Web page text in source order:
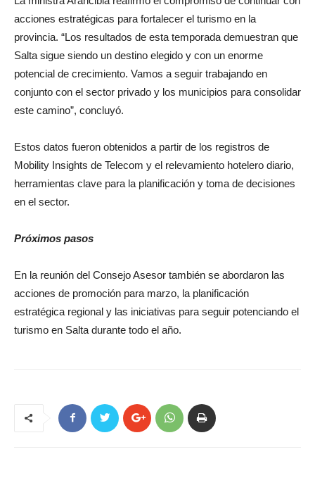
acciones estratégicas para fortalecer el turismo en la
provincia. “Los resultados de esta temporada demuestran que
Salta sigue siendo un destino elegido y con un enorme
potencial de crecimiento. Vamos a seguir trabajando en
conjunto con el sector privado y los municipios para consolidar
este camino”, concluyó.
Estos datos fueron obtenidos a partir de los registros de
Mobility Insights de Telecom y el relevamiento hotelero diario,
herramientas clave para la planificación y toma de decisiones
en el sector.
Próximos pasos
En la reunión del Consejo Asesor también se abordaron las
acciones de promoción para marzo, la planificación
estratégica regional y las iniciativas para seguir potenciando el
turismo en Salta durante todo el año.